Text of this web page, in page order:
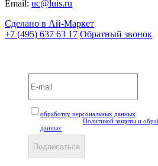
Email: uc@luis.ru
Сделано в Ай-Маркет
+7 (495) 637 63 17 Обратный звонок
обработку персональных данных
Политикой защиты и
данных
Подписаться